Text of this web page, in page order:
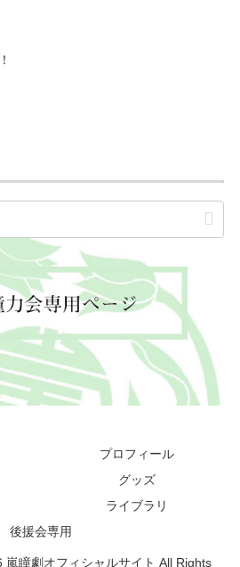
プロフィール
グッズ
ライブラリ
後援会専用
瞳劇オフィシャルサイト All Rights